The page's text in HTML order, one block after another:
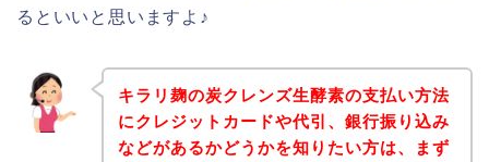
るといいと思いますよ♪
キラリ麹の炭クレンズ生酵素の支払い方法
にクレジットカードや代引、銀行振り込み
などがあるかどうかを知りたい方は、まず